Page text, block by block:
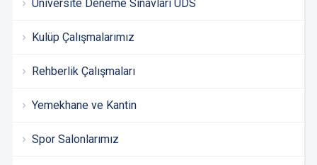
Üniversite Deneme Sınavları ÜDS
Kulüp Çalışmalarımız
Rehberlik Çalışmaları
Yemekhane ve Kantin
Spor Salonlarımız